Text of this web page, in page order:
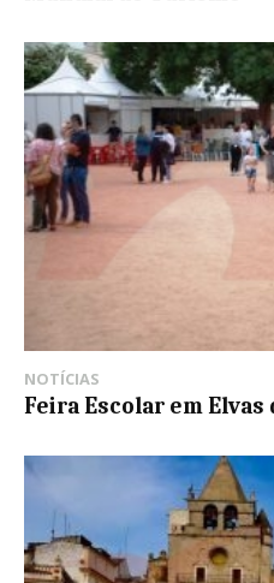
NOTÍCIAS
Feira Escolar em Elvas